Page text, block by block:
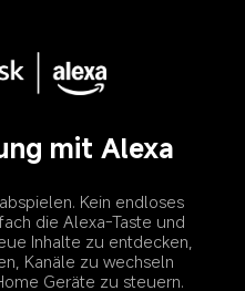
mit Alexa
Kein endloses
die Alexa-Taste und
Inhalte zu entdecken,
Kanäle zu wechseln